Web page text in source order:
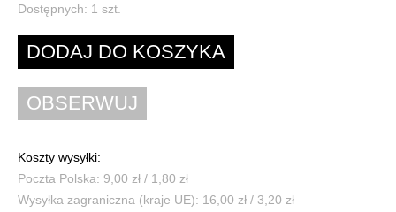
Dostępnych: 1 szt.
Koszty wysyłki:
Poczta Polska: 9,00 zł / 1,80 zł
Wysyłka zagraniczna (kraje UE): 16,00 zł / 3,20 zł